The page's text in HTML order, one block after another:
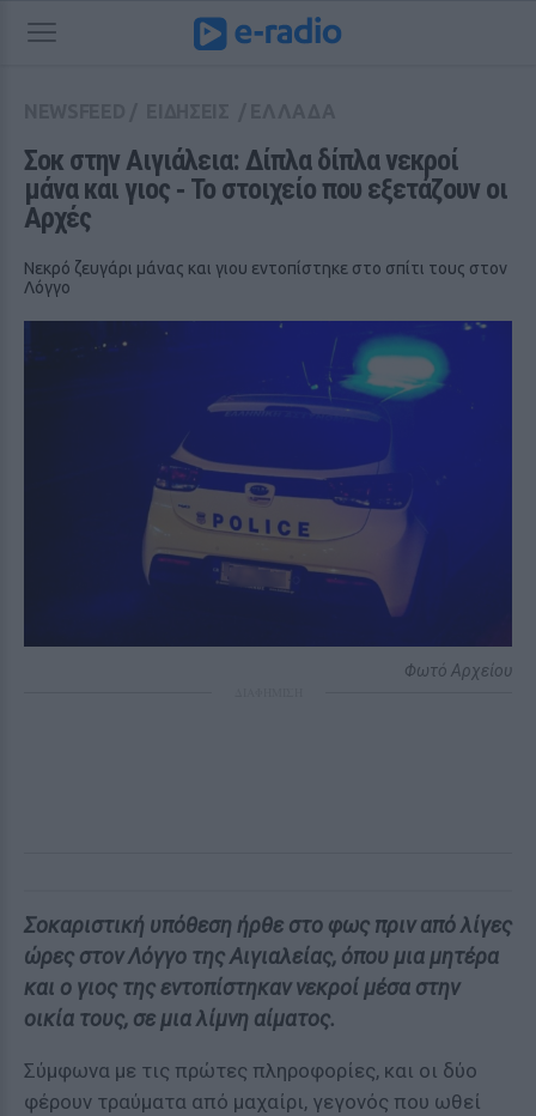
Σοκ στην Αιγιάλεια: Δίπλα δίπλα νεκροί
μάνα και γιος ‑ Το στοιχείο που εξετάζουν οι
Αρχές
Νεκρό ζευγάρι μάνας και γιου εντοπίστηκε στο σπίτι τους στον
Λόγγο
Φωτό Αρχείου
Σοκαριστική υπόθεση ήρθε στο φως πριν από λίγες
ώρες στον Λόγγο της Αιγιαλείας, όπου μια μητέρα
και ο γιος της εντοπίστηκαν νεκροί μέσα στην
οικία τους, σε μια λίμνη αίματος.
Σύμφωνα με τις πρώτες πληροφορίες, και οι δύο
φέρουν τραύματα από μαχαίρι, γεγονός που ωθεί